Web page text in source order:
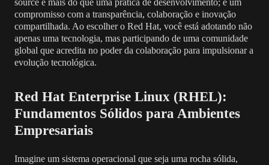
source é mais do que uma prática de desenvolvimento; é um
compromisso com a transparência, colaboração e inovação
compartilhada. Ao escolher o Red Hat, você está adotando não
apenas uma tecnologia, mas participando de uma comunidade
global que acredita no poder da colaboração para impulsionar a
evolução tecnológica.
Red Hat Enterprise Linux (RHEL):
Fundamentos Sólidos para Ambientes
Empresariais
Imagine um sistema operacional que seja uma rocha sólida,